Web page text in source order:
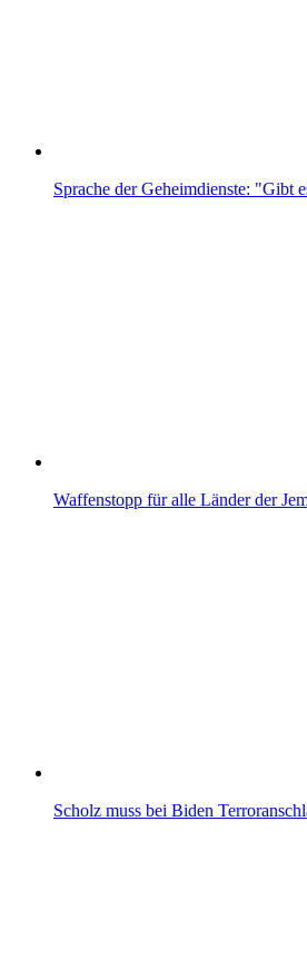
Sprache der Geheimdienste: "Gibt
Waffenstopp für alle Länder der
Scholz muss bei Biden